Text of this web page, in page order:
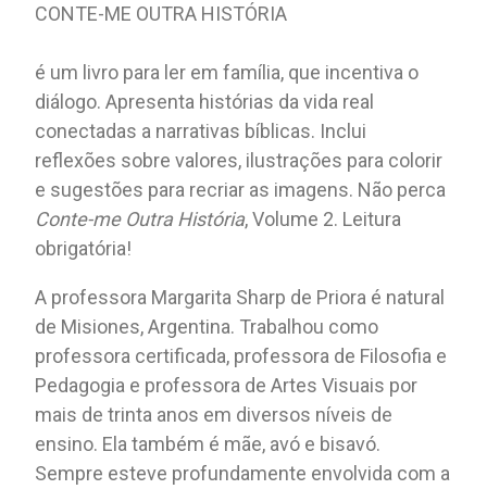
CONTE-ME OUTRA HISTÓRIA
é um livro para ler em família, que incentiva o
diálogo. Apresenta histórias da vida real
conectadas a narrativas bíblicas. Inclui
reflexões sobre valores, ilustrações para colorir
e sugestões para recriar as imagens. Não perca
Conte-me Outra História, Volume 2. Leitura
obrigatória!
A professora Margarita Sharp de Priora é natural
de Misiones, Argentina. Trabalhou como
professora certificada, professora de Filosofia e
Pedagogia e professora de Artes Visuais por
mais de trinta anos em diversos níveis de
ensino. Ela também é mãe, avó e bisavó.
Sempre esteve profundamente envolvida com a